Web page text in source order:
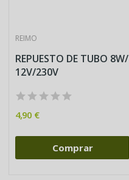
REIMO
REPUESTO DE TUBO 8W/
12V/230V
4,90 €
Comprar